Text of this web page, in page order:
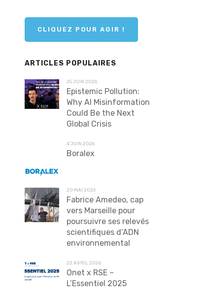
CLIQUEZ POUR AGIR !
ARTICLES POPULAIRES
25 JUIN 2026
Epistemic Pollution:
Why AI Misinformation
Could Be the Next
Global Crisis
4 JUIN 2026
Boralex
20 MAI 2026
Fabrice Amedeo, cap
vers Marseille pour
poursuivre ses relevés
scientifiques d’ADN
environnemental
22 AVRIL 2026
Onet x RSE –
L’Essentiel 2025